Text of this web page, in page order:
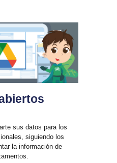
sus datos para los
siguiendo los
la información de